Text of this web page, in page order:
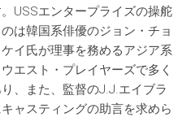
USSエンタープライズの操舵
は韓国系俳優のジョン・チョ
イ氏が理事を務めるアジア系
エスト・プレイヤーズで多く
、また、監督のJ.J.エイブラ
ャスティングの助言を求めら